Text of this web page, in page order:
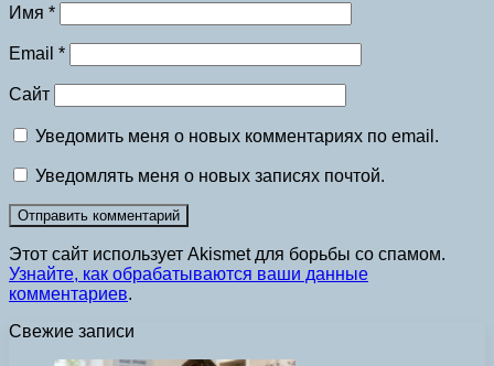
Имя *
Email *
Сайт
Уведомить меня о новых комментариях по email.
Уведомлять меня о новых записях почтой.
Этот сайт использует Akismet для борьбы со спамом.
Узнайте, как обрабатываются ваши данные
комментариев.
Свежие записи